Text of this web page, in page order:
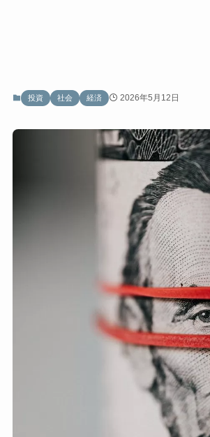
投資 社会 経済 2026年5月12日